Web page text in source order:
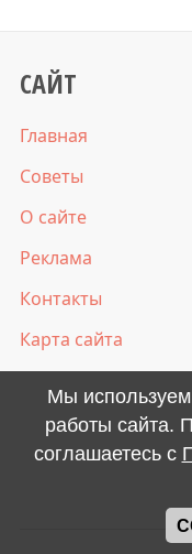
САЙТ
Главная
Советы
О сайте
Реклама
Контакты
Карта сайта
Мы
работы сайта.
соглашаетесь с